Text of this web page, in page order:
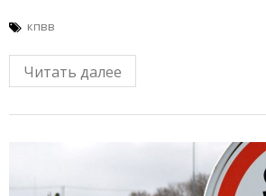
кпвв
Читать далее